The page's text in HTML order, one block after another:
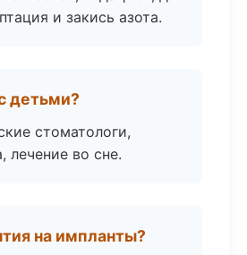
и закись азота.
детьми?
стоматологи,
лечение во сне.
на импланты?